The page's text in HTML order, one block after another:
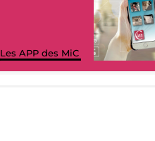
Les APP des MiC